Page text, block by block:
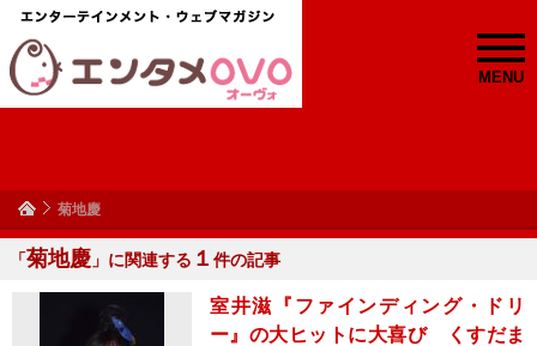
MENU
菊地慶
「菊地慶 」に関連する １ 件の記事
室井滋『ファインディング・ドリ
ー』の大ヒットに大喜び くすだま